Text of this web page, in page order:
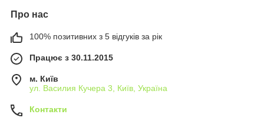
Про нас
100% позитивних з 5 відгуків за рік
Працює з 30.11.2015
м. Київ
ул. Василия Кучера 3, Київ, Україна
Контакти